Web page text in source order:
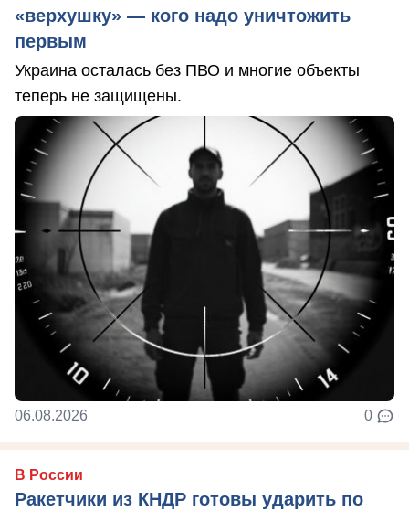
«верхушку» — кого надо уничтожить
первым
Украина осталась без ПВО и многие объекты
теперь не защищены.
06.08.2026 0
В России
Ракетчики из КНДР готовы ударить по